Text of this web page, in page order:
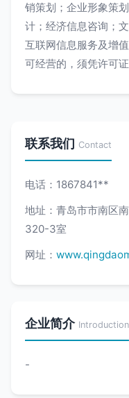
销策划；企业形象策
计；经济信息咨询；
互联网信息服务及增
可经营的，须凭许可证
联系我们 Contact
电话：1867841**
地址：青岛市市南区
320-3室
网址：
企业简介 Introduction
-